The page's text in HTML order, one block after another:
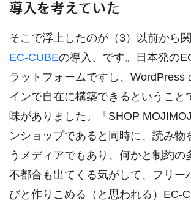
導入を考えていた
そこで浮上したのが（3）以前から
EC-CUBEの導入、です。日本発の
ラットフォームですし、WordPress
インで自在に構築できるということ
味がありました。「SHOP
ンショップであると同時に、読み物
うメディアでもあり、何かと制約の
不都合も出てくる気がして、フリー
びと作りこめる（と思われる）EC-